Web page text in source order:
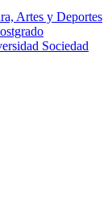
Artes y Deportes
Sociedad